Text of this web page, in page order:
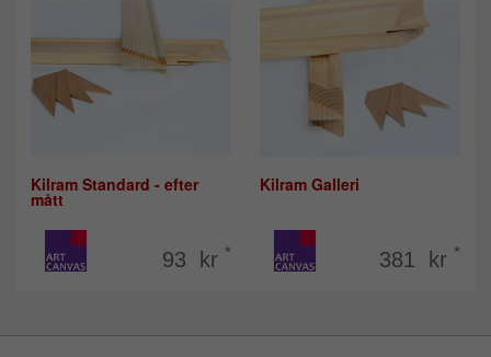
Kilram Standard - efter
mått
93 kr *
Kilram Galleri
381 kr *